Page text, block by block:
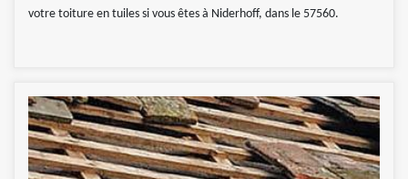
votre toiture en tuiles si vous êtes à Niderhoff, dans le 57560.